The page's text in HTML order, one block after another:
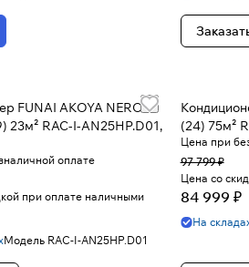
FUNAI AKOYA NERO
23м² RAC-I-AN25HP.D01,
оплате
при оплате наличными
Модель RAC-I-AN25HP.D01
(24) 75м²
Цена при
97 799 ₽
Цена со
84 999 ₽
На